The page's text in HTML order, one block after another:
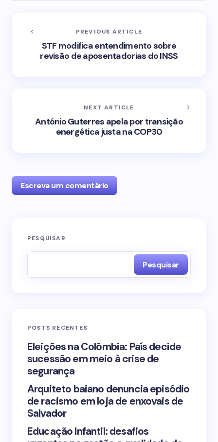
PREVIOUS ARTICLE
STF modifica entendimento sobre
revisão de aposentadorias do INSS
NEXT ARTICLE
António Guterres apela por transição
energética justa na COP30
Escreva um comentário
O seu endereço de e-mail não será publicado.
Your Comment *
Save my name and email in this browser for the
PESQUISAR
Pesquisar
POSTS RECENTES
Eleições na Colômbia: País decide
sucessão em meio à crise de
segurança
Arquiteto baiano denuncia episódio
de racismo em loja de enxovais de
Salvador
Educação Infantil: desafios